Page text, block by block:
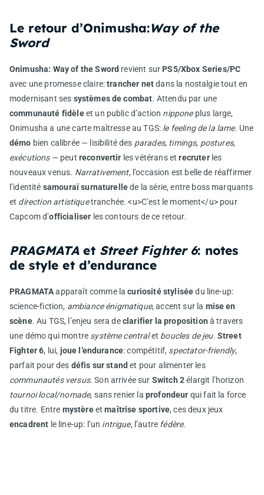
Le retour d’Onimusha:Way of the
Sword
Onimusha: Way of the Sword revient sur PS5/Xbox Series/PC
avec une promesse claire:trancher netdans la nostalgie tout en
modernisant ses systèmes de combat. Attendu par une
communauté fidèleet un public d’action nipponeplus large,
Onimusha a une carte maîtresse au TGS: le feeling de la lame. Une
démo bien calibrée — lisibilité des parades, timings, postures,
exécutions— peut reconvertir les vétérans etrecruterles
nouveaux venus. Narrativement, l’occasion est belle de réaffirmer
l’identité samouraï surnaturellede la série, entre boss marquants
et direction artistiquetranchée. <u>C’est le moment</u> pour
Capcom d’officialiser les contours de ce retour.
PRAGMATAet Street Fighter 6: notes
de style et d’endurance
PRAGMATAapparaît comme lacuriosité styliséedu line-up:
science-fiction, ambiance énigmatique, accent sur la mise en
scène. Au TGS, l’enjeu sera declarifier la proposition à travers
une démo qui montre système centralet boucles de jeu. Street
Fighter 6, lui, joue l’endurance: compétitif, spectator-friendly,
parfait pour des défis sur stand et pour alimenter les
communautés versus. Son arrivée sur Switch 2élargit l’horizon
tournoi local/nomade, sans renier la profondeur qui fait la force
du titre. Entre mystèreetmaîtrise sportive, ces deux jeux
encadrent le line-up: l’un intrigue, l’autre fédère.